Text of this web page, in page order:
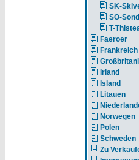
SK-
SO-
T-
Faeroer
Frankreich
Irland
Island
Litauen
Norwegen
Polen
Schweden
Zu